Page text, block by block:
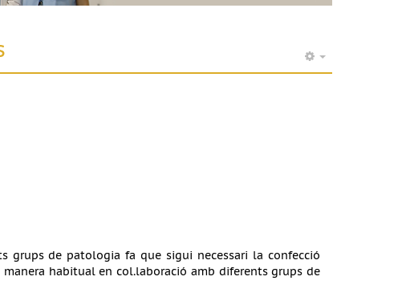
grups de patologia fa que sigui necessari la confecció
habitual en col.laboració amb diferents grups de